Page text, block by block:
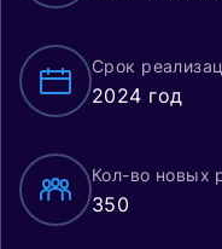
Срок
2024 год
Кол-во новых
350